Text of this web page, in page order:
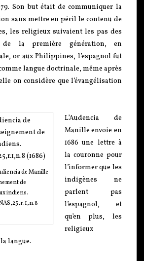
Son but était de communiquer la
sans mettre en péril le contenu de
les religieux suivaient les pas des
de la première génération, en
or aux Philippines, l’espagnol fut
langue doctrinale, même après
on considère que l’évangélisation
de Manille
de
indiens.
L’Audencia de
Manille envoie en
1686 une lettre à
la couronne pour
l’informer que les
indigènes ne
parlent pas
l’espagnol, et
qu’en plus, les
religieux
langue.